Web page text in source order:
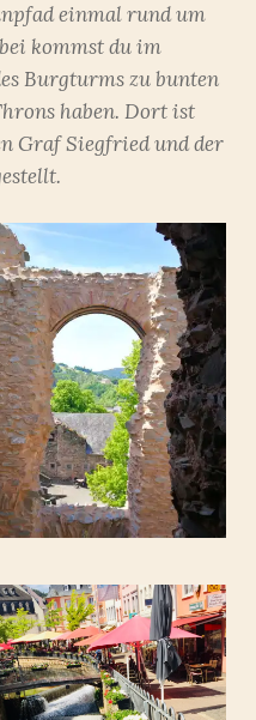
einmal rund um
kommst du im
Burgturms zu bunten
haben. Dort ist
Graf Siegfried und der